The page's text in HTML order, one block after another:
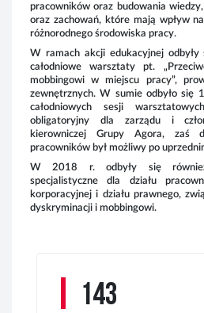
pracowników oraz budowania
oraz zachowań, które mają wpływ
różnorodnego środowiska pracy.
W ramach akcji edukacyjnej odbyły
całodniowe warsztaty pt.
mobbingowi w miejscu pracy”,
zewnętrznych. W sumie odbyło się
całodniowych sesji
obligatoryjny dla zarządu i
kierowniczej Grupy Agora, zaś
pracowników był możliwy po
W 2018 r. odbyły się również
specjalistyczne dla działu
korporacyjnej i działu prawnego,
dyskryminacji i mobbingowi.
143